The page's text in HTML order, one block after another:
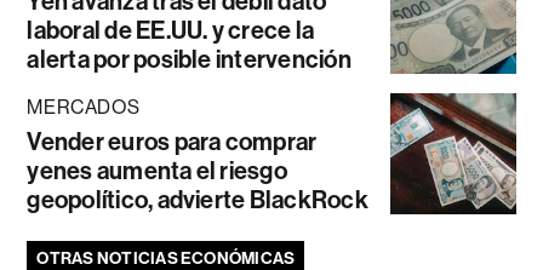
laboral de EE.UU. y crece la
alerta por posible intervención
MERCADOS
Vender euros para comprar
yenes aumenta el riesgo
geopolítico, advierte BlackRock
OTRAS NOTICIAS ECONÓMICAS